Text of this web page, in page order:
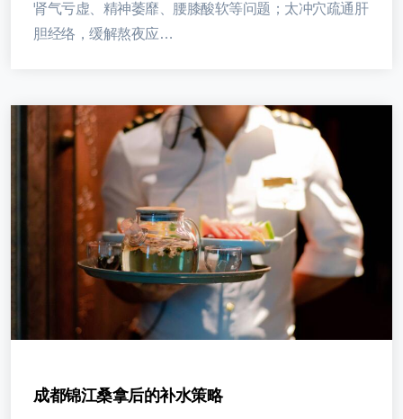
肾气亏虚、精神萎靡、腰膝酸软等问题；太冲穴疏通肝
胆经络，缓解熬夜应…
成都锦江桑拿后的补水策略